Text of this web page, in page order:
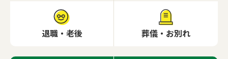
退職・老後 葬儀・お別れ